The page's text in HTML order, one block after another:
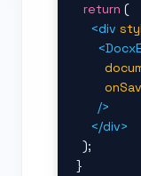
return (
<div
/>
</div>
  );
}